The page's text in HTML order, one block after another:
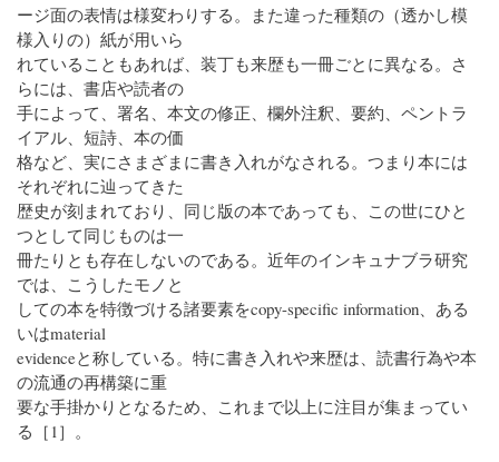
ージ面の表情は様変わりする。また違った種類の（透かし模
様入りの）紙が用いら
れていることもあれば、装丁も来歴も一冊ごとに異なる。さ
らには、書店や読者の
手によって、署名、本文の修正、欄外注釈、要約、ペントラ
イアル、短詩、本の価
格など、実にさまざまに書き入れがなされる。つまり本には
それぞれに辿ってきた
歴史が刻まれており、同じ版の本であっても、この世にひと
つとして同じものは一
冊たりとも存在しないのである。近年のインキュナブラ研究
では、こうしたモノと
しての本を特徴づける諸要素をcopy-specific information、ある
いはmaterial
evidenceと称している。特に書き入れや来歴は、読書行為や本
の流通の再構築に重
要な手掛かりとなるため、これまで以上に注目が集まってい
る［1］。